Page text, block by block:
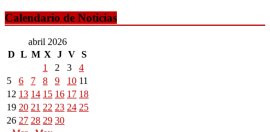
Calendario de Noticias
abril 2026
D L M X J V S
1
2 3
4
5
6 7 8 9 10 11
12 13 14 15 16 17 18
19 20 21 22 23 24 25
26 27 28 29 30